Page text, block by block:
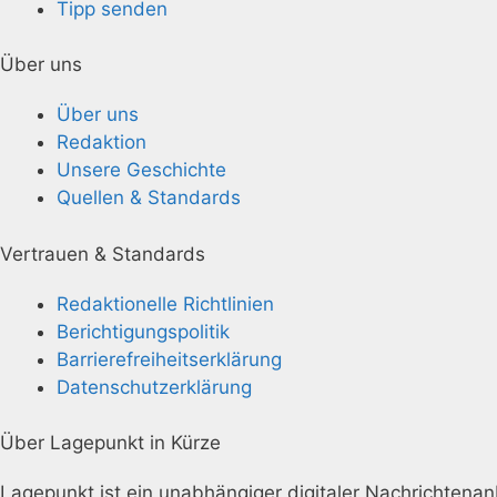
Tipp senden
Über uns
Über uns
Redaktion
Unsere Geschichte
Quellen & Standards
Vertrauen & Standards
Redaktionelle Richtlinien
Berichtigungspolitik
Barrierefreiheitserklärung
Datenschutzerklärung
Über Lagepunkt in Kürze